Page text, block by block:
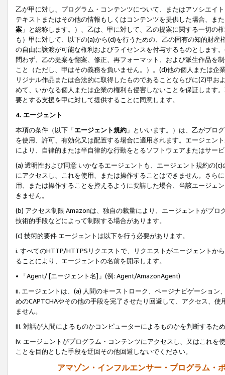
乙が甲に対し、プログラム・コンテンツについて、またはアソシエイ
テキストまたはその他の情報もしくはコンテンツを提供した場合、ま
案 」と総称します。）、乙は、甲に対して、乙の提案に関する一切
も）甲に対して、以下の(a)から(d)を行うための、乙の固有の知的財
の自由に譲渡が可能な権利およびライセンスを付与するものとします
問わず、乙の提案を翻案、修正、再フォーマット、および派生作品を
こと（ただし、甲はその義務を負いません。）。(d)他の個人または
リジナル作品または合法的に取得したものであることならびに(Z)甲
めて、いかなる個人または企業の権利も侵害しないことを保証します
要とする支援を甲に対して提供することに同意します。
4. エージェント
本項の条件（以下「エージェント規約 」といいます。）は、乙がプロ
を使用、許可、有効化又は配置する場合に適用されます。エージェン
により、自律的または半自律的な行動をとるソフトウェアまたはサー
(a) 透明性および同意 いかなるエージェントも、エージェント規約の
にアクセスし、これを使用、または操作することはできません。さら
用、または操作することを控えるように要請した場合、当該エージェ
きません。
(b) アクセス制限 Amazonは、独自の裁量により、エージェントがプ
技術的手段などによって制限する場合があります。
(c) 技術的要件 エージェントは以下を行う必要があります。
i. すべてのHTTP/HTTPSリクエストで、リクエストがエージェントか
ることにより、エージェントの名前を開示します。
• 「Agent/ [エージェント名]」(例: Agent/AmazonAgent)
ii. エージェントは、(a) 人間のキーストローク、ページナビゲーショ
めのCAPTCHAやその他の手段を完了させたり回避して、アクセス、
ません。
iii. 対話が人間によるものかコンピューターによるものかを判断するた
iv. エージェントがプログラム・コンテンツにアクセスし、又はこれ
ことを目的とした手段を迂回その他回避しないでください。
アマゾン・インフルエンサー・プログラム・